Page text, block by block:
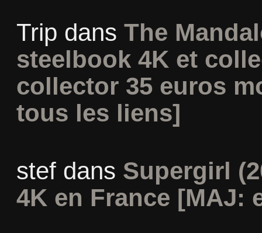
Trip dans The
steelbook 4K et
collector 35 euros
tous les liens]
stefdans Supergirl
4K en France [MAJ: